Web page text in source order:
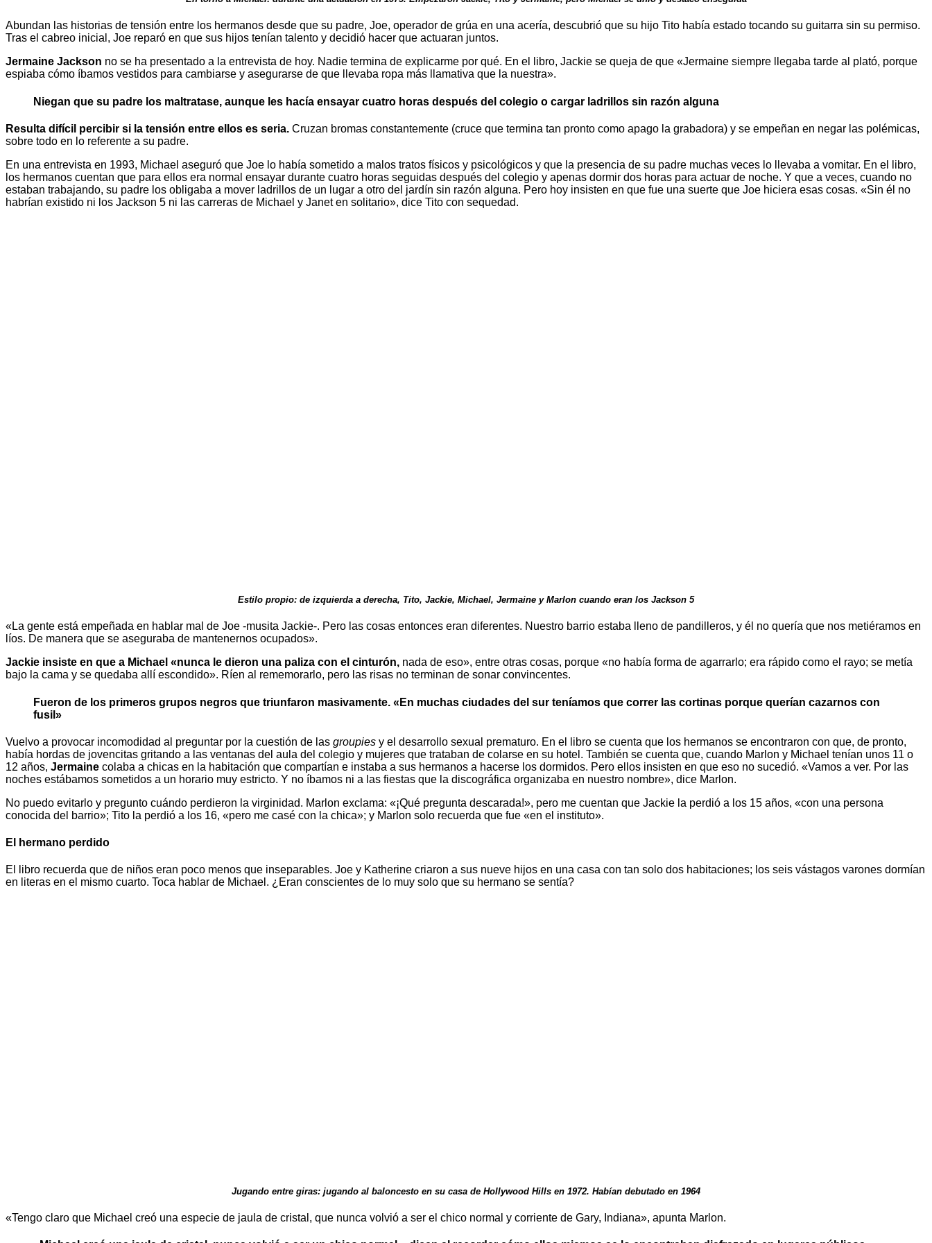
Abundan las historias de tensión entre los hermanos desde que su padre, Joe, operador de grúa en una acería, descubrió que su hijo Tito había estado tocando su guitarra sin su permiso.
Tras el cabreo inicial, Joe reparó en que sus hijos tenían talento y decidió hacer que actuaran juntos.
Jermaine Jackson no se ha presentado a la entrevista de hoy. Nadie termina de explicarme por qué. En el libro, Jackie se queja de que «Jermaine siempre llegaba tarde al plató, porque
espiaba cómo íbamos vestidos para cambiarse y asegurarse de que llevaba ropa más llamativa que la nuestra».
Niegan que su padre los maltratase, aunque les hacía ensayar cuatro horas después del colegio o cargar ladrillos sin razón alguna
Resulta difícil percibir si la tensión entre ellos es seria. Cruzan bromas constantemente (cruce que termina tan pronto como apago la grabadora) y se empeñan en negar las polémicas,
sobre todo en lo referente a su padre.
En una entrevista en 1993, Michael aseguró que Joe lo había sometido a malos tratos físicos y psicológicos y que la presencia de su padre muchas veces lo llevaba a vomitar. En el libro,
los hermanos cuentan que para ellos era normal ensayar durante cuatro horas seguidas después del colegio y apenas dormir dos horas para actuar de noche. Y que a veces, cuando no
estaban trabajando, su padre los obligaba a mover ladrillos de un lugar a otro del jardín sin razón alguna. Pero hoy insisten en que fue una suerte que Joe hiciera esas cosas. «Sin él no
habrían existido ni los Jackson 5 ni las carreras de Michael y Janet en solitario», dice Tito con sequedad.
Estilo propio: de izquierda a derecha, Tito, Jackie, Michael, Jermaine y Marlon cuando eran los Jackson 5
«La gente está empeñada en hablar mal de Joe -musita Jackie-. Pero las cosas entonces eran diferentes. Nuestro barrio estaba lleno de pandilleros, y él no quería que nos metiéramos en
líos. De manera que se aseguraba de mantenernos ocupados».
Jackie insiste en que a Michael «nunca le dieron una paliza con el cinturón, nada de eso», entre otras cosas, porque «no había forma de agarrarlo; era rápido como el rayo; se metía
bajo la cama y se quedaba allí escondido». Ríen al rememorarlo, pero las risas no terminan de sonar convincentes.
Fueron de los primeros grupos negros que triunfaron masivamente. «En muchas ciudades del sur teníamos que correr las cortinas porque querían cazarnos con
fusil»
Vuelvo a provocar incomodidad al preguntar por la cuestión de las groupies y el desarrollo sexual prematuro. En el libro se cuenta que los hermanos se encontraron con que, de pronto,
había hordas de jovencitas gritando a las ventanas del aula del colegio y mujeres que trataban de colarse en su hotel. También se cuenta que, cuando Marlon y Michael tenían unos 11 o
12 años, Jermaine colaba a chicas en la habitación que compartían e instaba a sus hermanos a hacerse los dormidos. Pero ellos insisten en que eso no sucedió. «Vamos a ver. Por las
noches estábamos sometidos a un horario muy estricto. Y no íbamos ni a las fiestas que la discográfica organizaba en nuestro nombre», dice Marlon.
No puedo evitarlo y pregunto cuándo perdieron la virginidad. Marlon exclama: «¡Qué pregunta descarada!», pero me cuentan que Jackie la perdió a los 15 años, «con una persona
conocida del barrio»; Tito la perdió a los 16, «pero me casé con la chica»; y Marlon solo recuerda que fue «en el instituto».
El hermano perdido
El libro recuerda que de niños eran poco menos que inseparables. Joe y Katherine criaron a sus nueve hijos en una casa con tan solo dos habitaciones; los seis vástagos varones dormían
en literas en el mismo cuarto. Toca hablar de Michael. ¿Eran conscientes de lo muy solo que su hermano se sentía?
Jugando entre giras: jugando al baloncesto en su casa de Hollywood Hills en 1972. Habían debutado en 1964
«Tengo claro que Michael creó una especie de jaula de cristal, que nunca volvió a ser el chico normal y corriente de Gary, Indiana», apunta Marlon.